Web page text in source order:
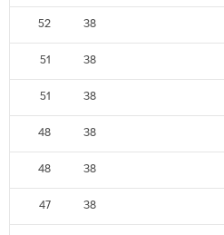
38
52
38
51
38
51
38
48
38
48
38
47